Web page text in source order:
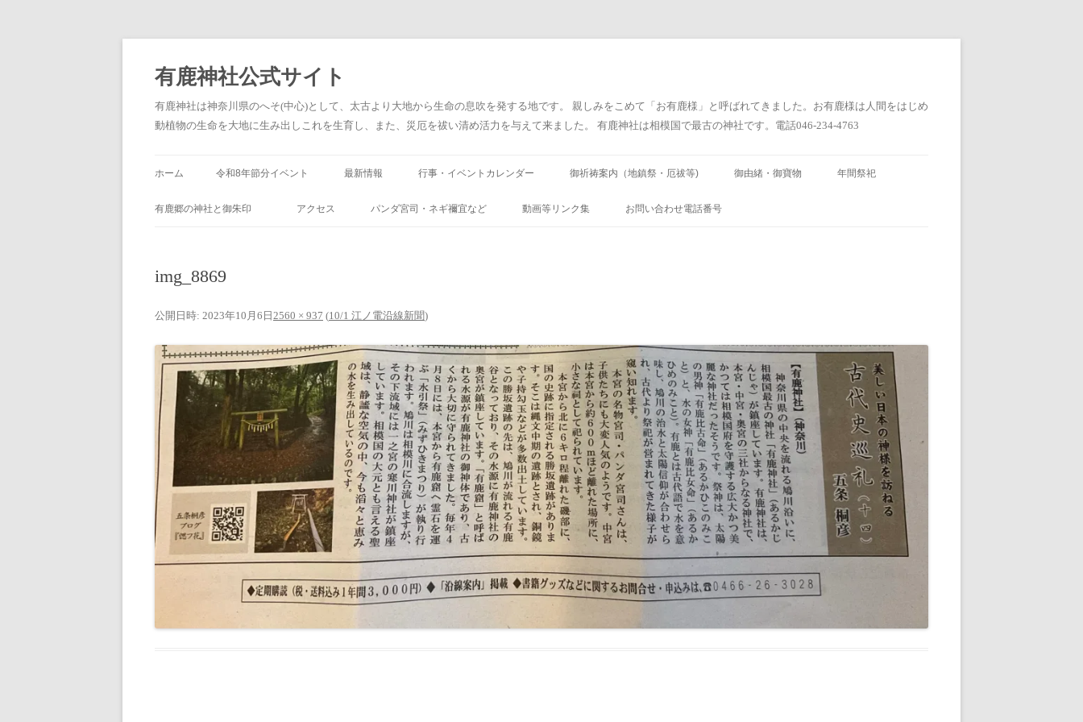
有鹿神社公式サイト
有鹿神社は神奈川県のへそ(中心)として、太古より大地から生命の息吹を発する地です。 親しみをこめて「お有鹿様」と呼ばれてきました。お有鹿様は人間をはじめ
動植物の生命を大地に生み出しこれを生育し、また、災厄を祓い清め活力を与えて来ました。 有鹿神社は相模国で最古の神社です。電話046-234-4763
ツ
へ
ホーム 令和8年節分イベント 最新情報
(臨時 最新情報)
行事・イベントカレンダー 御祈祷案内（地鎮祭・厄祓等) 御由緒・御寶物 年間祭祀
有鹿郷の神社と御朱印 アクセス パンダ宮司・ネギ禰宜など 動画等リンク集 お問い合わせ電話番号
img_8869
公開日時: 2023年10月6日 2560 × 937 (10/1 江ノ電沿線新聞)